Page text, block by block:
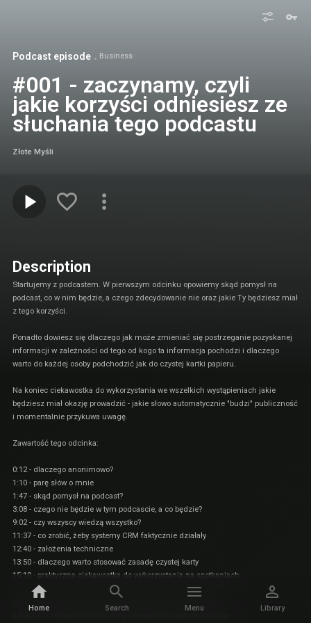
Home Search Menu Library
Podcast episode Business
#001 - zaczynamy, czyli
jakie korzyści odniesiesz ze
słuchania tego podcastu
Złote Myśli
Description
Startujemy z podcastem. W pierwszym odcinku opowiemy skąd pomysł na
podcast, co w nim będzie, a czego zdecydowanie nie oraz jakie Ty będziesz miał
z tego korzyści.
Ponadto dowiesz się dlaczego jak może zmieniać się postrzeganie pozyskanej
informacji w zależności od tego od kogo ta informacja pochodzi i dlaczego
warto do każdej osoby podchodzić jak do czystej kartki papieru.
Na koniec ciekawostka do wykorzystania we wszelkich wystąpieniach jakie
będziesz miał okazję prowadzić - jakie słowo automatycznie "budzi" publiczność
i momentalnie przykuwa uwagę.
Zawartość tego odcinka:
0:12 - dlaczego anonimowo?
1:10 - parę słów o mnie
1:47 - skąd pomysł na podcast?
3:08 - czego nie będzie w tym podcascie, a co będzie?
9:02 - czy wszyscy wiedzą wszystko?
11:37 - co zrobić, żeby systemy CRM faktycznie działały
12:40 - założenia techniczne
13:50 - dlaczego warto stosować zasadę czystej karty
15:10 - praktyczna ciekawostka do wykorzystania na spotkaniach